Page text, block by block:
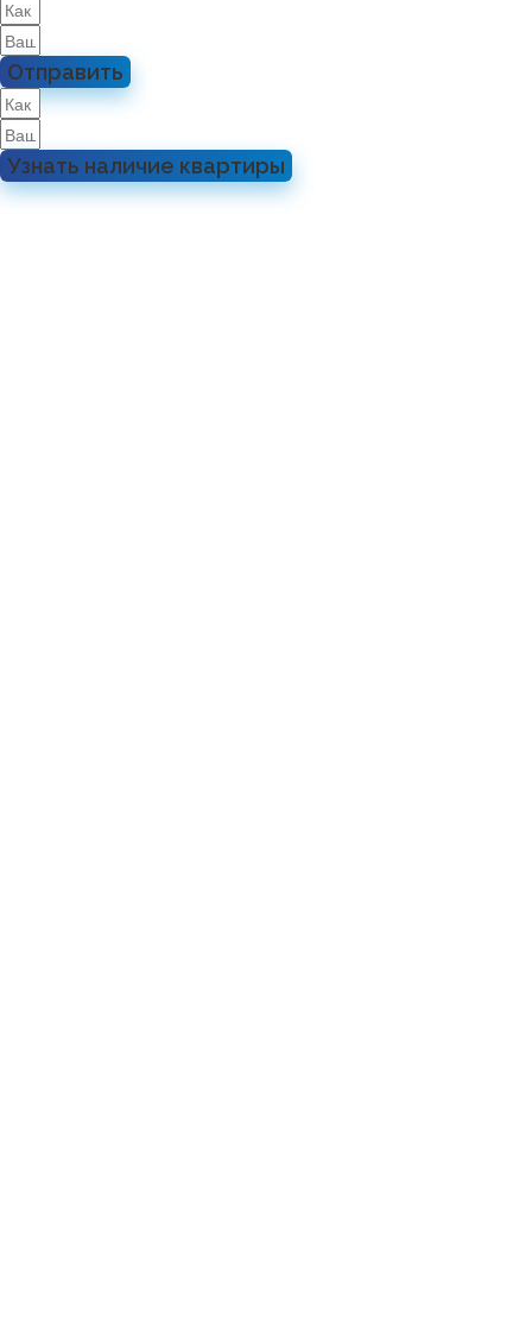
Отправить
Узнать наличие квартиры